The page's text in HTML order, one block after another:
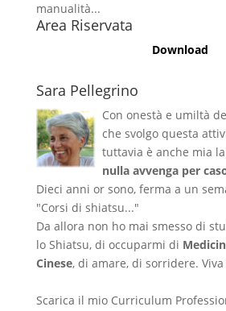
manualità...
Area Riservata
Download
Sara Pellegrino
Con onestà e umiltà
che svolgo questa
tuttavia è anche mia
nulla avvenga per
Dieci anni or sono, ferma a un
"Corsi di shiatsu..."
Da allora non ho mai smesso di
lo Shiatsu, di occuparmi di
Cinese, di amare, di sorridere.
Scarica il mio Curriculum